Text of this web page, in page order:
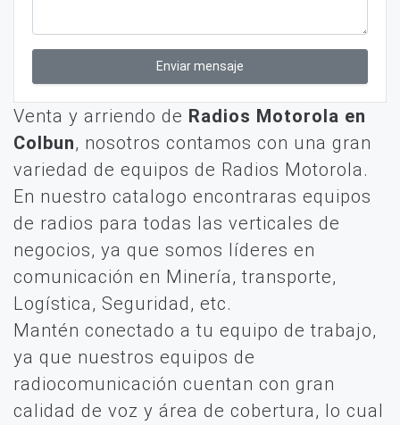
Enviar mensaje
Venta y arriendo de Radios Motorola en
Colbun, nosotros contamos con una gran
variedad de equipos de Radios Motorola.
En nuestro catalogo encontraras equipos
de radios para todas las verticales de
negocios, ya que somos líderes en
comunicación en Minería, transporte,
Logística, Seguridad, etc.
Mantén conectado a tu equipo de trabajo,
ya que nuestros equipos de
radiocomunicación cuentan con gran
calidad de voz y área de cobertura, lo cual